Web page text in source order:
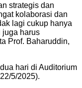
strategis dan
kolaborasi dan
lagi cukup hanya
juga harus
Prof. Baharuddin,
hari di Auditorium
5/2025).